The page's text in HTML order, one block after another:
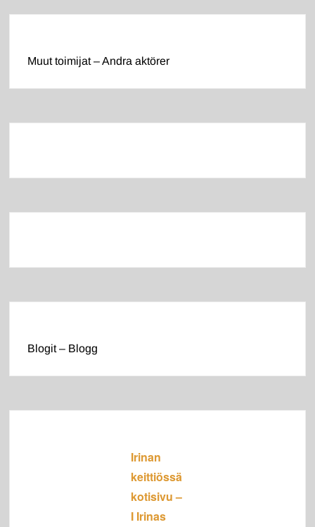
Muut toimijat – Andra aktörer
Blogit – Blogg
Irinan
keittiössä
kotisivu –
I Irinas